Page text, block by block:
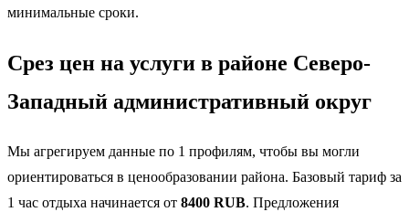
минимальные сроки.
Срез цен на услуги в районе Северо-
Западный административный округ
Мы агрегируем данные по 1 профилям, чтобы вы могли
ориентироваться в ценообразовании района. Базовый тариф за
1 час отдыха начинается от 8400 RUB. Предложения